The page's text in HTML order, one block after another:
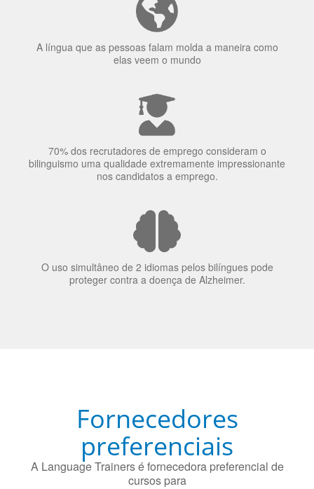
A língua que as pessoas falam molda a maneira como
elas veem o mundo
70% dos recrutadores de emprego consideram o
bilinguismo uma qualidade extremamente impressionante
nos candidatos a emprego.
O uso simultâneo de 2 idiomas pelos bilíngues pode
proteger contra a doença de Alzheimer.
Fornecedores
preferenciais
A Language Trainers é fornecedora preferencial de
cursos para